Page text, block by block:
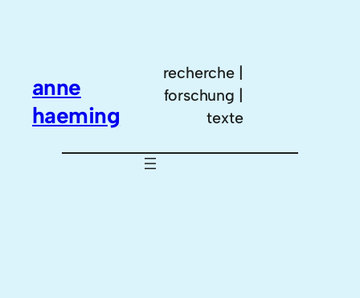
anne
haeming
recherche |
forschung |
texte